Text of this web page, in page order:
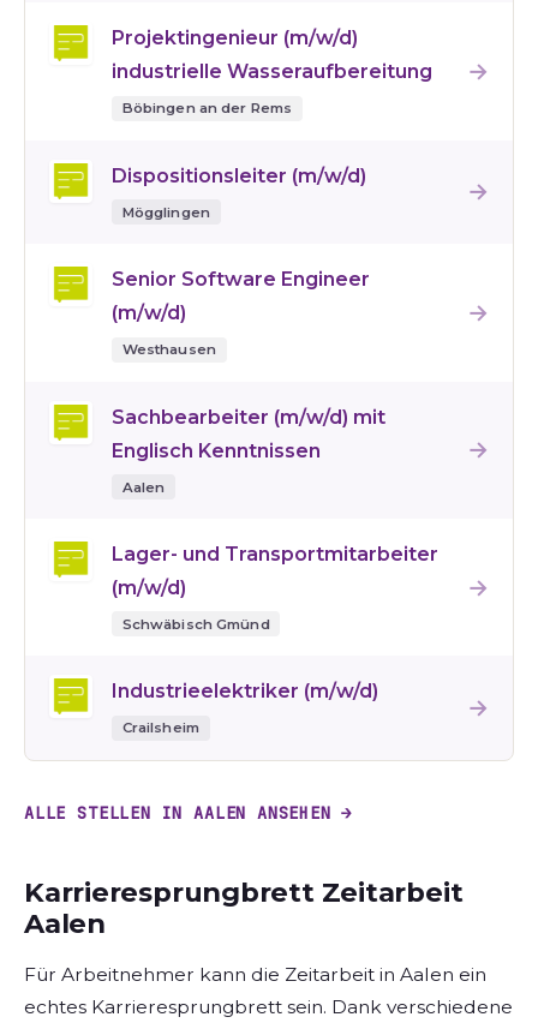
Projektingenieur (m/w/d)
industrielle Wasseraufbereitung
Böbingen an der Rems
→
Dispositionsleiter (m/w/d)
Mögglingen
→
Senior Software Engineer
(m/w/d)
Westhausen
→
Sachbearbeiter (m/w/d) mit
Englisch Kenntnissen
Aalen
→
Lager- und Transportmitarbeiter
(m/w/d)
Schwäbisch Gmünd
→
Industrieelektriker (m/w/d)
Crailsheim
→
ALLE STELLEN IN AALEN ANSEHEN →
Karrieresprungbrett Zeitarbeit
Aalen
Für Arbeitnehmer kann die Zeitarbeit in Aalen ein
echtes Karrieresprungbrett sein. Dank verschiedene